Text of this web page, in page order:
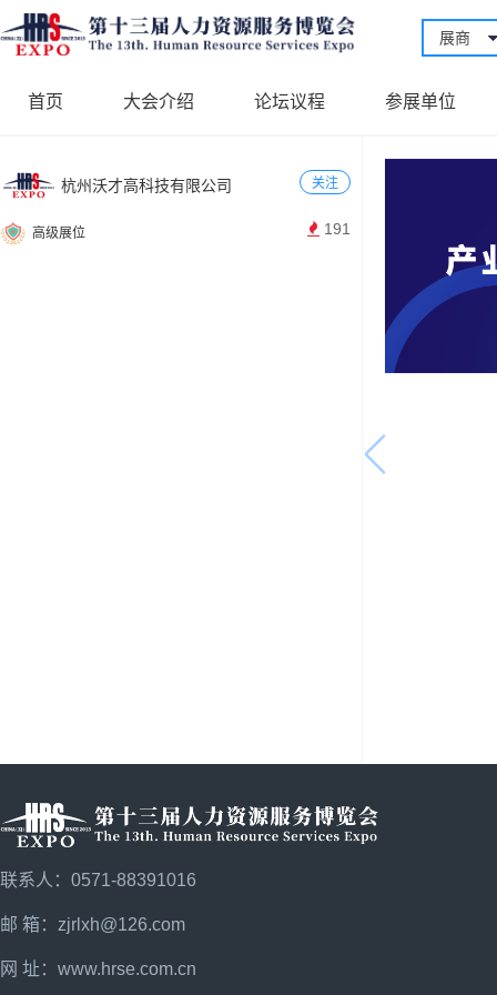
展商
首页 大会介绍 论坛议程 参展单位
杭州沃才高科技有限公司 关注
高级展位 191
联系人：0571-88391016
邮 箱：zjrlxh@126.com
网 址： www.hrse.com.cn